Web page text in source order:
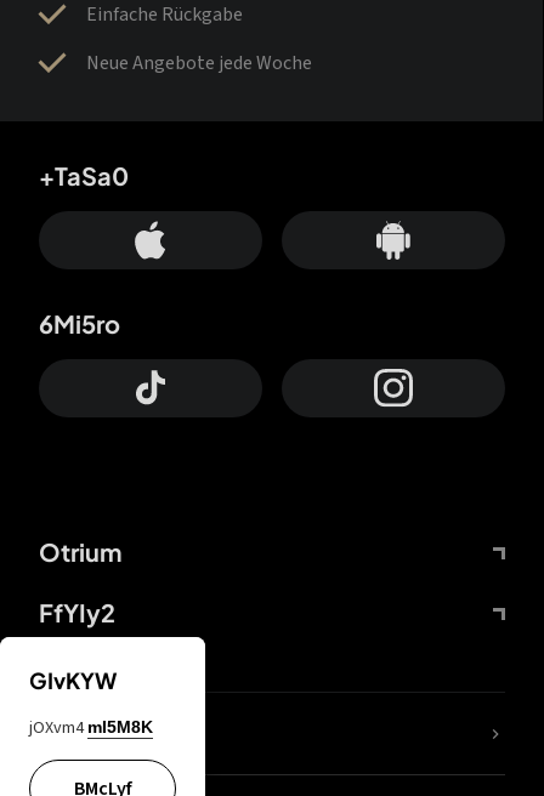
Einfache Rückgabe
Neue Angebote jede Woche
Otrium
FfYIy2
+TaSa0
6Mi5ro
DDcvSo
GIvKYW
jOXvm4 mI5M8K
BMcLyf